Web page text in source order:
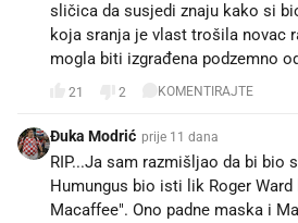
sličica da susjedi znaju kako si
koja sranja je vlast trošila novac
mogla biti izgrađena podzemno
21 2 KOMENTIRAJTE
Đuka Modrić prije 11 dana
RIP...Ja sam razmišljao da bi bio
Humungus bio isti lik Roger
Macaffee". Ono padne maska i